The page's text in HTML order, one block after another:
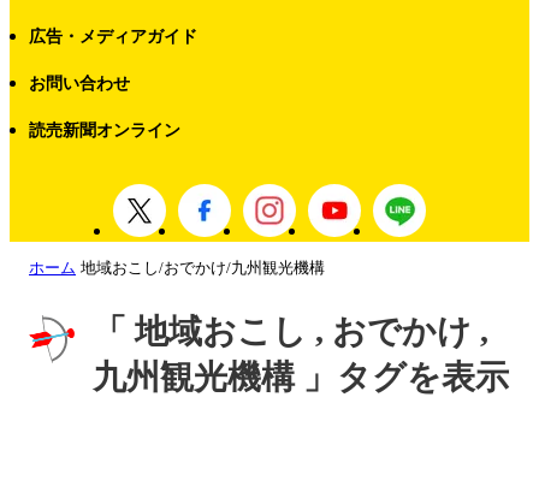
広告・メディアガイド
お問い合わせ
読売新聞オンライン
ホーム 地域おこし/おでかけ/九州観光機構
「 地域おこし , おでかけ ,
九州観光機構 」タグを表示